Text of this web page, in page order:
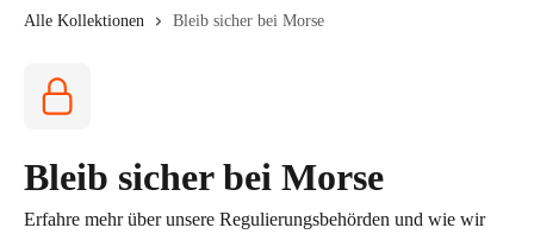
Alle Kollektionen Bleib sicher bei Morse
Bleib sicher bei Morse
Erfahre mehr über unsere Regulierungsbehörden und wie wir